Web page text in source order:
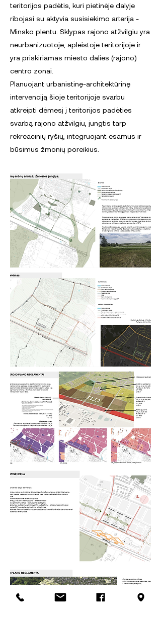
teritorijos padėtis, kuri pietinėje dalyje
ribojasi su aktyvia susisiekimo arterija -
Minsko plentu. Sklypas rajono atžvilgiu yra
neurbanizuotoje, apleistoje teritorijoje ir
yra priskiriamas miesto dalies (rajono)
centro zonai.
Planuojant urbanistinę-architektūrinę
intervenciją šioje teritorijoje svarbu
atkreipti dėmesį į teritorijos padėties
svarbą rajono atžvilgiu, jungtis tarp
rekreacinių ryšių, integruojant esamus ir
būsimus žmonių poreikius.